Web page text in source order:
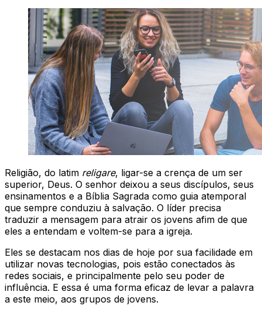
Religião, do latim religare, ligar-se a crença de um ser
superior, Deus. O senhor deixou a seus discípulos, seus
ensinamentos e a Bíblia Sagrada como guia atemporal
que sempre conduziu à salvação. O líder precisa
traduzir a mensagem para atrair os jovens afim de que
eles a entendam e voltem-se para a igreja.
Eles se destacam nos dias de hoje por sua facilidade em
utilizar novas tecnologias, pois estão conectados às
redes sociais, e principalmente pelo seu poder de
influência. E essa é uma forma eficaz de levar a palavra
a este meio, aos grupos de jovens.